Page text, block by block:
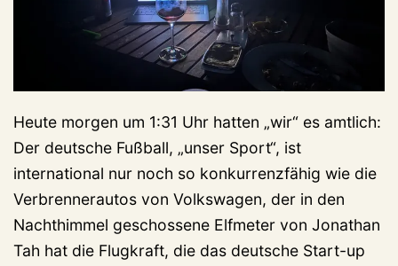
Heute morgen um 1:31 Uhr hatten „wir“ es amtlich:
Der deutsche Fußball, „unser Sport“, ist
international nur noch so konkurrenzfähig wie die
Verbrennerautos von Volkswagen, der in den
Nachthimmel geschossene Elfmeter von Jonathan
Tah hat die Flugkraft, die das deutsche Start-up